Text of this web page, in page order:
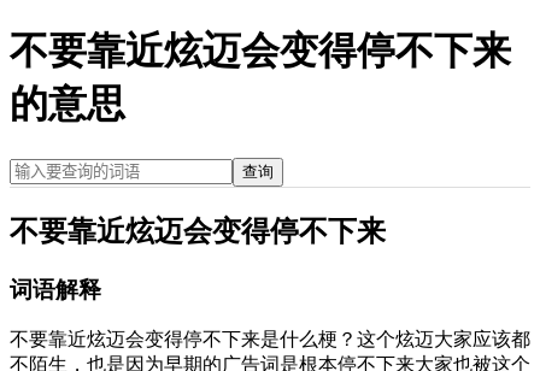
不要靠近炫迈会变得停不下来
的意思
查询
不要靠近炫迈会变得停不下来
词语解释
不要靠近炫迈会变得停不下来是什么梗？这个炫迈大家应该都
不陌生，也是因为早期的广告词是根本停不下来大家也被这个